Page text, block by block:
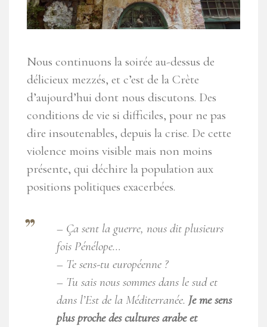
Nous continuons la soirée au-dessus de
délicieux mezzés, et c’est de la Crète
d’aujourd’hui dont nous discutons. Des
conditions de vie si difficiles, pour ne pas
dire insoutenables, depuis la crise. De cette
violence moins visible mais non moins
présente, qui déchire la population aux
positions politiques exacerbées.
– Ça sent la guerre, nous dit plusieurs
fois Pénélope…
– Te sens-tu européenne ?
– Tu sais nous sommes dans le sud et
dans l’Est de la Méditerranée. Je me sens
plus proche des cultures arabe et